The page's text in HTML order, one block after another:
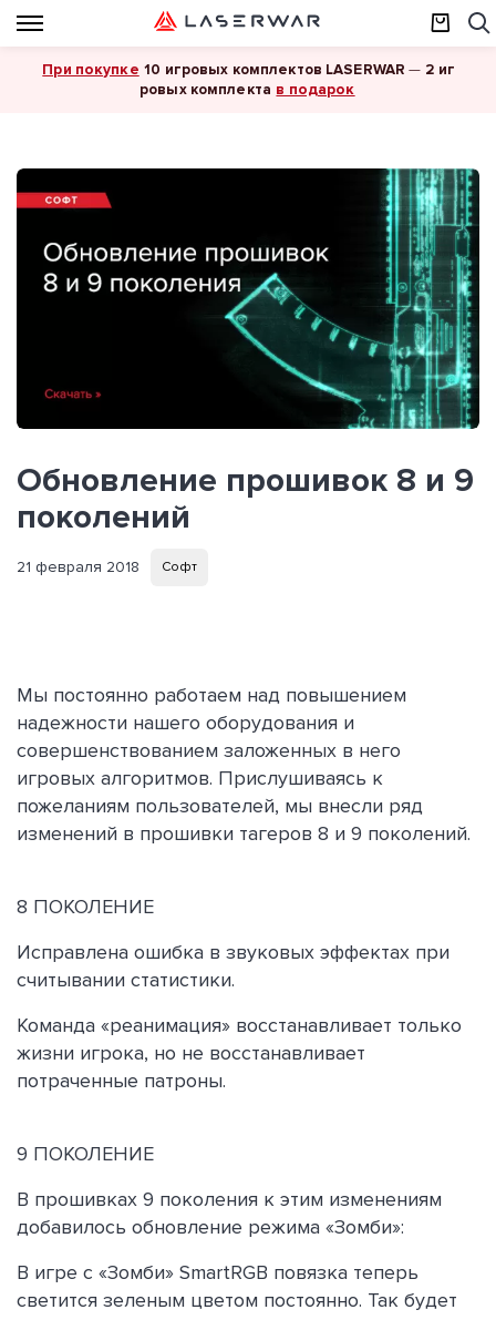
При покупке 10 игровых комплектов LASERWAR — 2 иг
ровых комплекта в подарок
Обновление прошивок 8 и 9
поколений
21 февраля 2018 Софт
Мы постоянно работаем над повышением
надежности нашего оборудования и
совершенствованием заложенных в него
игровых алгоритмов. Прислушиваясь к
пожеланиям пользователей, мы внесли ряд
изменений в прошивки тагеров 8 и 9 поколений.
8 ПОКОЛЕНИЕ
Исправлена ошибка в звуковых эффектах при
считывании статистики.
Команда «реанимация» восстанавливает только
жизни игрока, но не восстанавливает
потраченные патроны.
9 ПОКОЛЕНИЕ
В прошивках 9 поколения к этим изменениям
добавилось обновление режима «Зомби»:
В игре с «Зомби» SmartRGB повязка теперь
светится зеленым цветом постоянно. Так будет